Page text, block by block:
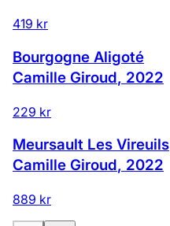
419 kr
Bourgogne Aligoté
Camille Giroud, 2022
229 kr
Meursault Les Vireuils
Camille Giroud, 2022
889 kr